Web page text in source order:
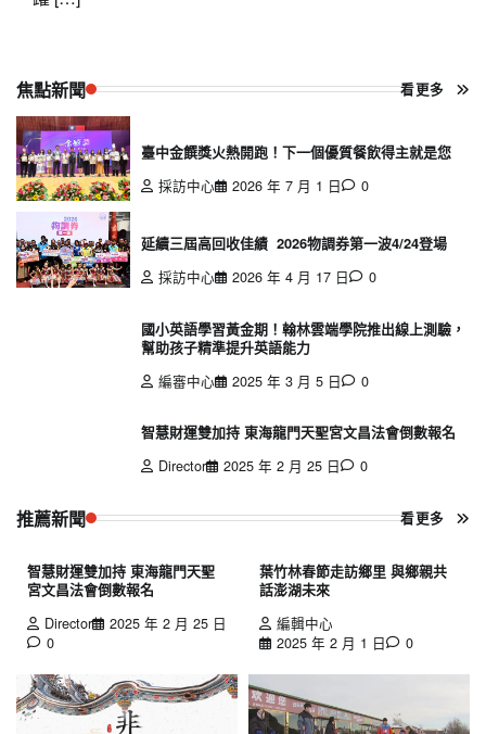
焦點新聞 看更多
臺中金饌獎火熱開跑！下一個優質餐飲得主就是您
採訪中心
2026 年 7 月 1 日 0
延續三屆高回收佳績 2026物調券第一波4/24登場
採訪中心
2026 年 4 月 17 日 0
國小英語學習黃金期！翰林雲端學院推出線上測驗，
幫助孩子精準提升英語能力
編審中心
2025 年 3 月 5 日 0
智慧財運雙加持 東海龍門天聖宮文昌法會倒數報名
Director
2025 年 2 月 25 日 0
推薦新聞 看更多
智慧財運雙加持 東海龍門天聖
宮文昌法會倒數報名
Director
2025 年 2 月 25 日
0
葉竹林春節走訪鄉里 與鄉親共
話澎湖未來
編輯中心
2025 年 2 月 1 日
0